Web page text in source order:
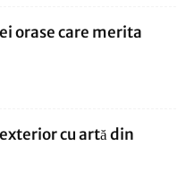
orase care merita
cu artă din